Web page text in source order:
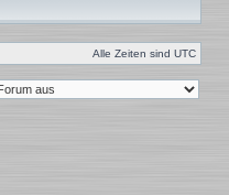
Alle Zeiten sind UTC